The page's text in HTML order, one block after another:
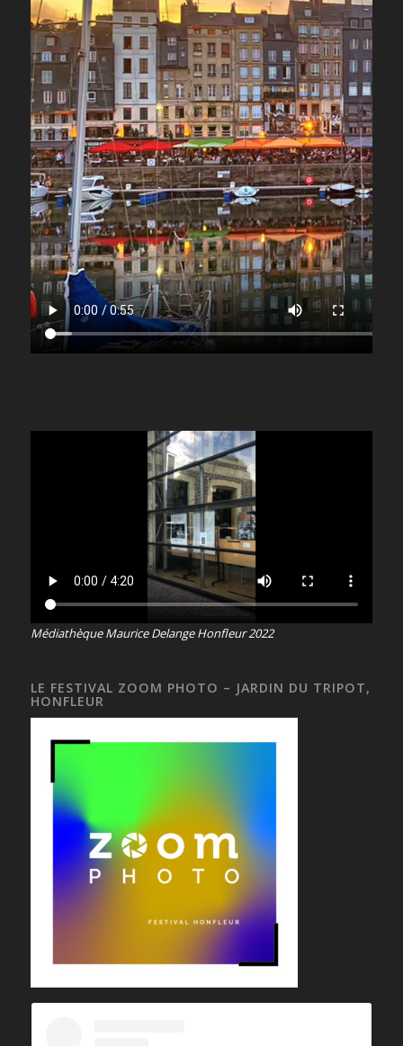
Médiathèque Maurice Delange Honfleur 2022
LE FESTIVAL ZOOM PHOTO – JARDIN DU TRIPOT,
HONFLEUR